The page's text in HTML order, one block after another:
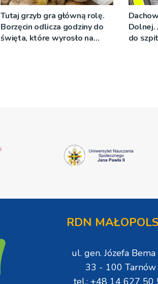
Tutaj grzyb gra główną rolę.
Borzęcin odlicza godziny do
święta, które wyrosło na
Dolnej.
do
RDN
ul. gen. Józefa
33 - 100 Tarnów
tel.: +48 14 627 50